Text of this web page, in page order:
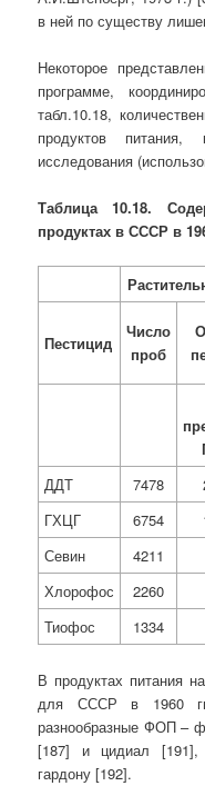
в ней по существу
Некоторое
программе,
табл.10.18,
продуктов
исследования
Таблица 10.18.
продуктах в СССР в
Пестицид
Число
проб
ДДТ 7478
ГХЦГ
6754
Севин
4211
Хлорофос
2260
Тиофос
1334
В продуктах питания
для СССР в 1960
разнообразные ФОП –
[187] и цидиал
гардону [192].